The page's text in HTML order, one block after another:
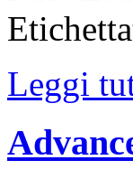
Leggi